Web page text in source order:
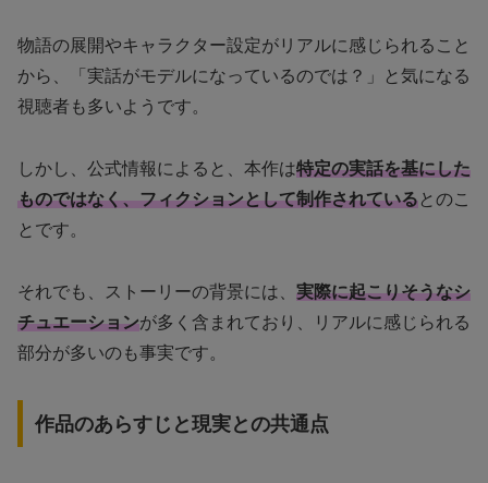
物語の展開やキャラクター設定がリアルに感じられること
から、「実話がモデルになっているのでは？」と気になる
視聴者も多いようです。
しかし、公式情報によると、本作は特定の実話を基にした
ものではなく、フィクションとして制作されているとのこ
とです。
それでも、ストーリーの背景には、 実際に起こりそうなシ
チュエーションが多く含まれており、リアルに感じられる
部分が多いのも事実です。
作品のあらすじと現実との共通点